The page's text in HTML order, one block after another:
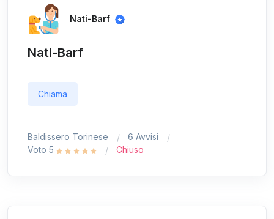
Nati-Barf
Nati-Barf
Chiama
Baldissero Torinese
6 Avvisi
Voto 5
Chiuso